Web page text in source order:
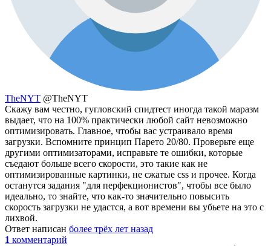
TheNYT @TheNYT
Скажу вам честно, гугловский спидтест иногда такой маразм
выдает, что на 100% практически любой сайт невозможно
оптимизировать. Главное, чтобы вас устраивало время
загрузки. Вспомните принцип Парето 20/80. Проверьте еще
другими оптимизаторами, исправьте те ошибки, которые
съедают больше всего скорости, это такие как не
оптимизированные картинки, не сжатые css и прочее. Когда
останутся задания "для перфекционистов", чтобы все было
идеально, то знайте, что как-то значительно повысить
скорость загрузки не удастся, а вот времени вы убьете на это с
лихвой.
Ответ написан более трёх лет назад
1 комментарий